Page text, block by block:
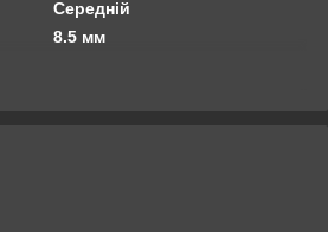
Середній
8.5 мм